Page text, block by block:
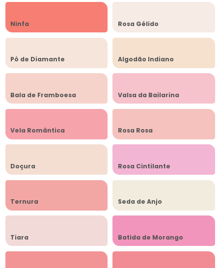
Ninfa Rosa Gélido
Pó de Diamante Algodão Indiano
Bala de Framboesa Valsa da Bailarina
Vela Romântica Rosa Rosa
Doçura Rosa Cintilante
Ternura Seda de Anjo
Tiara Batida de Morango